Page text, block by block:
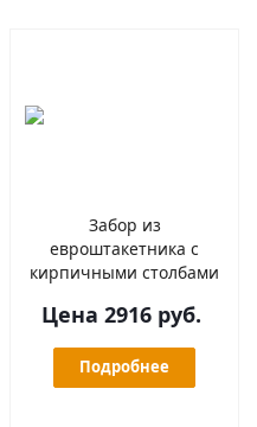
Забор из
евроштакетника с
кирпичными столбами
Цена 2916 руб.
Подробнее